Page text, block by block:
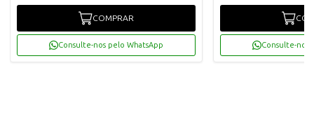
COMPRAR
Consulte-nos pelo WhatsApp Consulte-nos